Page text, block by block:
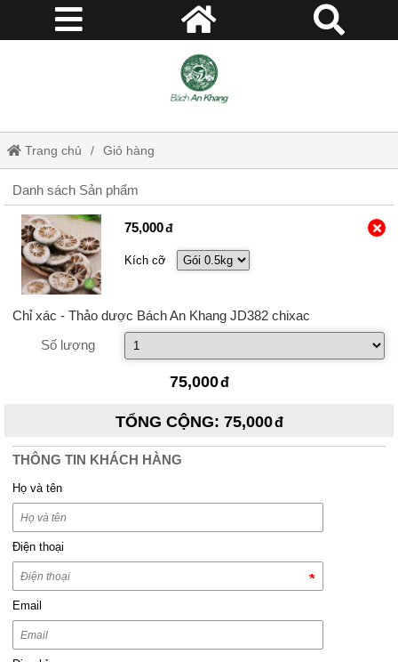
Trang chủ Giỏ hàng
Danh sách Sản phẩm
75,000
Kích cỡ
Chỉ xác - Thảo dược Bách An Khang JD382 chixac
Số lượng
75,000
TỔNG CỘNG: 75,000
THÔNG TIN KHÁCH HÀNG
Họ và tên
Điện thoại
Email